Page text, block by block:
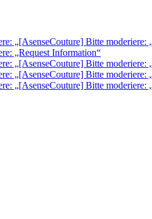
„[AsenseCouture] Bitte
„Request Information“
„[AsenseCouture] Bitte
„[AsenseCouture] Bitte moderiere:
„[AsenseCouture] Bitte moderiere: